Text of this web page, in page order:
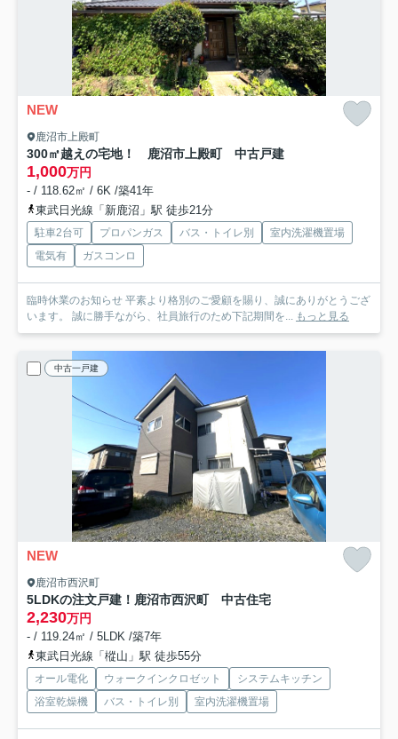
NEW
鹿沼市上殿町
300㎡越えの宅地！ 鹿沼市上殿町 中古戸建
1,000万円
- / 118.62㎡ / 6K /築41年
東武日光線「新鹿沼」駅 徒歩21分
駐車2台可 プロパンガス バス・トイレ別
室内洗濯機置場
電気有
ガスコンロ
臨時休業のお知らせ 平素より格別のご愛顧を賜り、誠にありがとうござ
います。 誠に勝手ながら、社員旅行のため下記期間を... もっと見る
中古一戸建
NEW
鹿沼市西沢町
5LDKの注文戸建！鹿沼市西沢町 中古住宅
2,230万円
- / 119.24㎡ / 5LDK /築7年
東武日光線「樅山」駅 徒歩55分
オール電化 ウォークインクロゼット
システムキッチン
浴室乾燥機
バス・トイレ別 室内洗濯機置場